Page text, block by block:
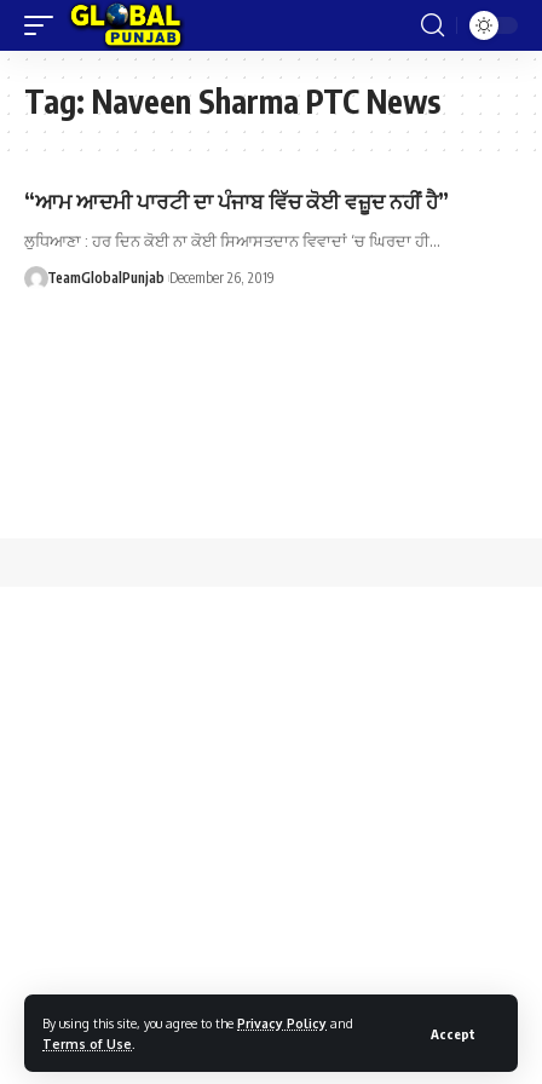
By using this site, you agree to the Privacy Policy and
Terms of Use
Accept
Tag: Naveen Sharma PTC News
“ਆਮ ਆਦਮੀ ਪਾਰਟੀ ਦਾ ਪੰਜਾਬ ਵਿੱਚ ਕੋਈ ਵਜ਼ੂਦ ਨਹੀਂ ਹੈ”
ਲੁਧਿਆਣਾ : ਹਰ ਦਿਨ ਕੋਈ ਨਾ ਕੋਈ ਸਿਆਸਤਦਾਨ ਵਿਵਾਦਾਂ ‘ਚ ਘਿਰਦਾ ਹੀ…
TeamGlobalPunjab December 26, 2019